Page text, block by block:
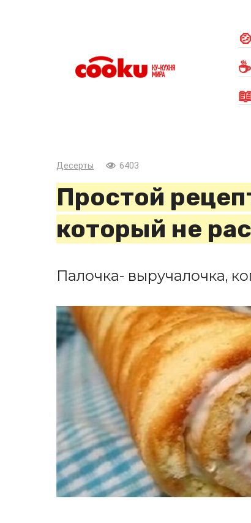
Десерты 6403
Простой
который не
Палочка- выручалочка,